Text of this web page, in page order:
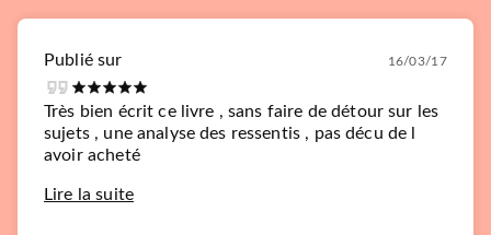
Publié sur 16/03/17
Très bien écrit ce livre , sans faire de détour sur les
sujets , une analyse des ressentis , pas décu de l
avoir acheté
Lire la suite